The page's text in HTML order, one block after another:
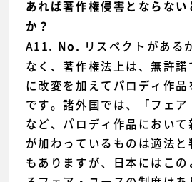
あれば著作権侵害とならない
か？
A11. No.
リスペクトがある
なく、著作権法上は、無許
に改変を加えてパロディ作
です。諸外国では、「フェ
など、パロディ作品におい
が加わっているものは適法
もありますが、日本にはこ